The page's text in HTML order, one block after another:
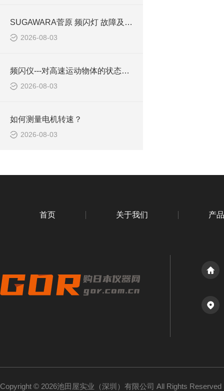
SUGAWARA菅原 频闪灯 故障及维修
2026-08-03
频闪仪---对高速运动物体的状态进行观察
2026-08-03
如何测量电机转速？
2026-08-03
首页 关于我们 产
Copyright © 2026池田屋实业（深圳）有限公司 All Rights